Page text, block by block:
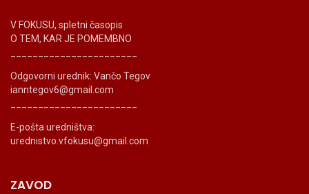
V FOKUSU, spletni časopis
O TEM, KAR JE POMEMBNO
Odgovorni urednik: Vančo Tegov
ianntegov6@gmail.com
E-pošta uredništva:
urednistvo.vfokusu@gmail.com
ZAVOD